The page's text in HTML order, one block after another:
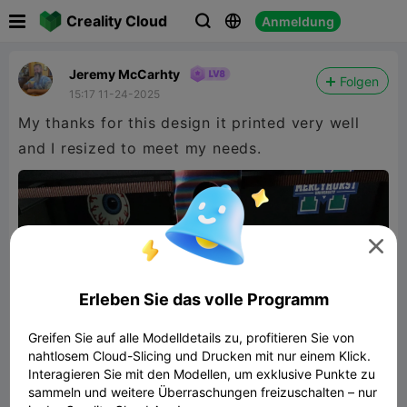
Creality Cloud   Anmeldung
Jeremy McCarhty
15:17 11-24-2025
Folgen
My thanks for this design it printed very well
and I resized to meet my needs.

Erleben Sie das volle Programm
Greifen Sie auf alle Modelldetails zu, profitieren Sie von
nahtlosem Cloud-Slicing und Drucken mit nur einem Klick.
Interagieren Sie mit den Modellen, um exklusive Punkte zu
sammeln und weitere Überraschungen freizuschalten – nur